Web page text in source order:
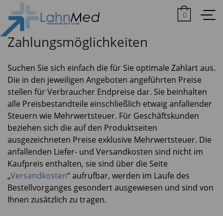
0
Zahlungsmöglichkeiten
Suchen Sie sich einfach die für Sie optimale Zahlart aus.
Die in den jeweiligen Angeboten angeführten Preise
stellen für Verbraucher Endpreise dar. Sie beinhalten
alle Preisbestandteile einschließlich etwaig anfallender
Steuern wie Mehrwertsteuer. Für Geschäftskunden
beziehen sich die auf den Produktseiten
ausgezeichneten Preise exklusive Mehrwertsteuer. Die
anfallenden Liefer- und Versandkosten sind nicht im
Kaufpreis enthalten, sie sind über die Seite
„Versandkosten“ aufrufbar, werden im Laufe des
Bestellvorganges gesondert ausgewiesen und sind von
Ihnen zusätzlich zu tragen.